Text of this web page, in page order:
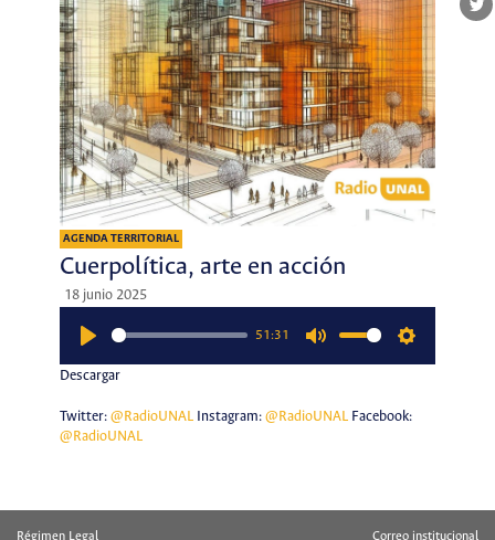
AGENDA TERRITORIAL
Cuerpolítica, arte en acción
18 junio 2025
51:31
Descargar
Twitter: @RadioUNALInstagram: @RadioUNALFacebook:
@RadioUNAL
Régimen Legal Correo institucional